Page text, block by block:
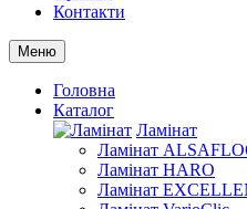
Контакти
Меню
Головна
Каталог
Ламінат
Ламінат
Ламінат HARO
Ламінат